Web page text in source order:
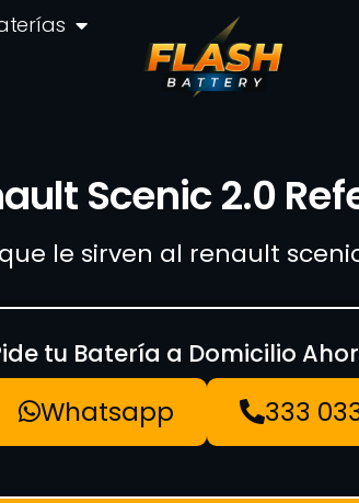
Scenic 2.0
le sirven al renault
tu Batería a Domicilio
Whatsapp 333